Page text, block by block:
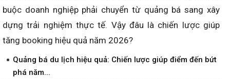
buộc doanh nghiệp phải chuyển từ quảng bá sang xây
dựng trải nghiệm thực tế. Vậy đâu là chiến lược giúp
tăng booking hiệu quả năm 2026?
Quảng bá du lịch hiệu quả: Chiến lược giúp điểm đến bứt
phá năm...